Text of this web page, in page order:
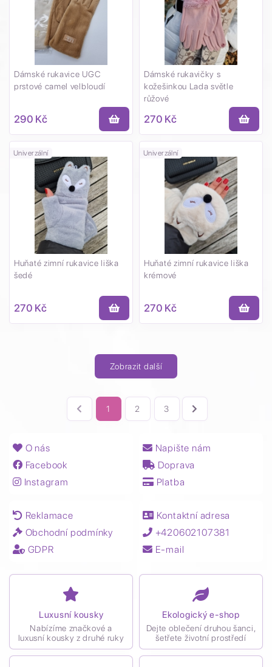
Dámské rukavice UGC
prstové camel velbloudí
290 Kč
Dámské rukavičky s
kožešinkou Lada světle
růžové
270 Kč
Univerzální
Huňaté zimní rukavice liška
šedé
270 Kč
Univerzální
Huňaté zimní rukavice liška
krémové
270 Kč
Zobrazit další
1 2 3
O nás
Facebook
Instagram
Napište nám
Doprava
Platba
Reklamace
Obchodní podmínky
GDPR
Kontaktní adresa
+420602107381
E-mail
Luxusní kousky
Nabízíme značkové a
luxusní kousky z druhé ruky
Ekologický e-shop
Dejte oblečení druhou šanci,
šetřete životní prostředí